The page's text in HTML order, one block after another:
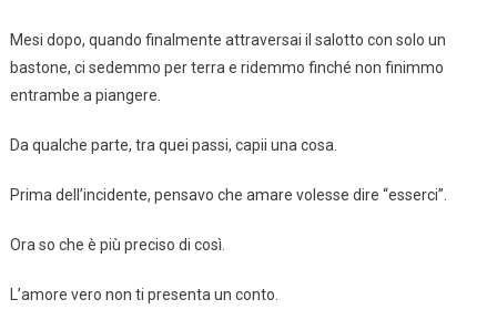
Mesi dopo, quando finalmente attraversai il salotto con solo un
bastone, ci sedemmo per terra e ridemmo finché non finimmo
entrambe a piangere.
Da qualche parte, tra quei passi, capii una cosa.
Prima dell’incidente, pensavo che amare volesse dire “esserci”.
Ora so che è più preciso di così.
L’amore vero non ti presenta un conto.